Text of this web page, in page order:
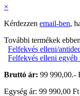
×
Kérdezzen email-ben,
További termékek
Felfekvés elleni/
Felfekvés elleni egyéb
Bruttó ár: 99 990,00.-
Egység ár: 99 990,00 Ft